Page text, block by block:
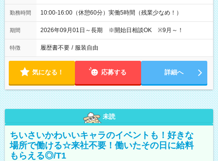
勤務時間 10:00-16:00（休憩60分）実働5時間（残業少なめ！）
期間 2026年09月01日～長期 ※開始日相談OK ※9月～！
特徴 履歴書不要 / 服装自由
気になる！ 応募する 詳細へ
未読
ちいさいかわいいキャラのイベントも！好きな
場所で働ける☆来社不要！働いたその日に給料
もらえる◎/T1